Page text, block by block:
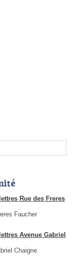
Rue des Freres
Faucher
Avenue Gabriel
Chaigne